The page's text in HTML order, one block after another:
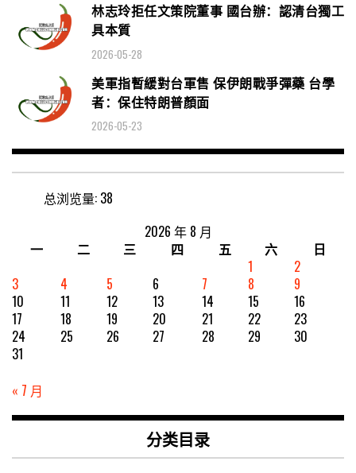
林志玲拒任文策院董事 國台辦：認清台獨工
具本質
2026-05-28
美軍指暫緩對台軍售 保伊朗戰爭彈藥 台學
者：保住特朗普顏面
2026-05-23
总浏览量: 38
2026 年 8 月
一
二 三 四 五 六
日
1
2
3
4 5 6 7 8
9
10
11 12 13 14 15
16
17
18 19 20 21 22
23
24
25 26 27 28 29
30
31
« 7 月
分类目录